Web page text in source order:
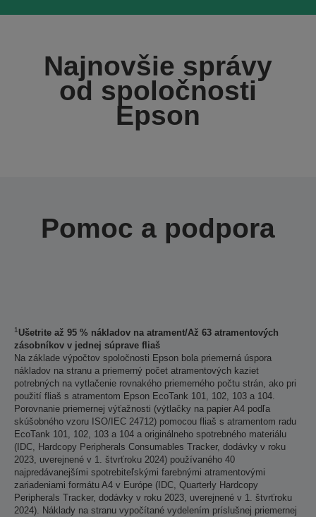
Najnovšie správy
od spoločnosti
Epson
Pomoc a podpora
1 Ušetrite až 95 % nákladov na atrament/Až 63 atramentových
zásobníkov v jednej súprave fliaš
Na základe výpočtov spoločnosti Epson bola priemerná úspora
nákladov na stranu a priemerný počet atramentových kaziet
potrebných na vytlačenie rovnakého priemerného počtu strán, ako pri
použití fliaš s atramentom Epson EcoTank 101, 102, 103 a 104.
Porovnanie priemernej výťažnosti (výtlačky na papier A4 podľa
skúšobného vzoru ISO/IEC 24712) pomocou fliaš s atramentom radu
EcoTank 101, 102, 103 a 104 a originálneho spotrebného materiálu
(IDC, Hardcopy Peripherals Consumables Tracker, dodávky v roku
2023, uverejnené v 1. štvrťroku 2024) používaného 40
najpredávanejšími spotrebiteľskými farebnými atramentovými
zariadeniami formátu A4 v Európe (IDC, Quarterly Hardcopy
Peripherals Tracker, dodávky v roku 2023, uverejnené v 1. štvrťroku
2024). Náklady na stranu vypočítané vydelením príslušnej priemernej